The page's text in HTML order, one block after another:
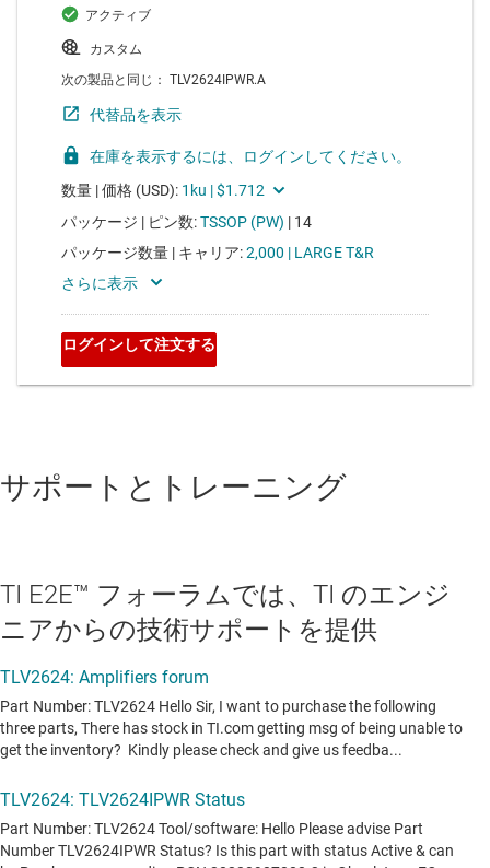
サポートとトレーニング
TI E2E™ フォーラムでは、TI のエンジ
ニアからの技術サポートを提供